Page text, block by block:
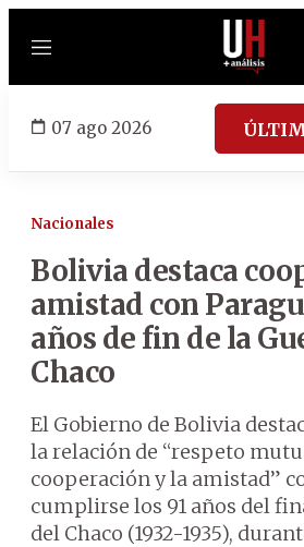
Menú
07 ago 2026
Nacionales
Bolivia destaca
amistad con
años de fin de la
Chaco
El Gobierno de Bolivia
la relación de “respeto
cooperación y la amistad”
cumplirse los 91 años del
del Chaco (1932-1935),